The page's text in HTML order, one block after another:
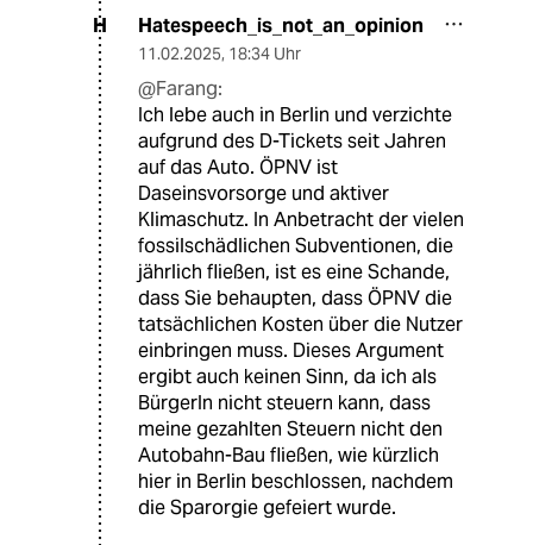
H Hatespeech_is_not_an_opinion
11.02.2025, 18:34 Uhr
@Farang:
Ich lebe auch in Berlin und verzichte
aufgrund des D-Tickets seit Jahren
auf das Auto. ÖPNV ist
Daseinsvorsorge und aktiver
Klimaschutz. In Anbetracht der vielen
fossilschädlichen Subventionen, die
jährlich fließen, ist es eine Schande,
dass Sie behaupten, dass ÖPNV die
tatsächlichen Kosten über die Nutzer
einbringen muss. Dieses Argument
ergibt auch keinen Sinn, da ich als
BürgerIn nicht steuern kann, dass
meine gezahlten Steuern nicht den
Autobahn-Bau fließen, wie kürzlich
hier in Berlin beschlossen, nachdem
die Sparorgie gefeiert wurde.